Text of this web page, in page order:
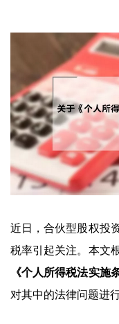
近日，合伙型股权投
税率引起关注。本文
《个人所得税法实施
对其中的法律问题进